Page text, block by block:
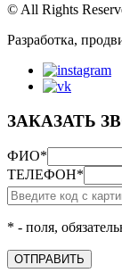
© All Rights
Разработка,
ЗАКАЗАТЬ
ФИО*
ТЕЛЕФОН*
* - поля,
ОТПРАВИТЬ